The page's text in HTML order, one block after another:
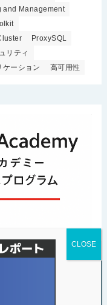
and Management
ProxySQL
リティ
ケーション 高可用性
ウント（※最新